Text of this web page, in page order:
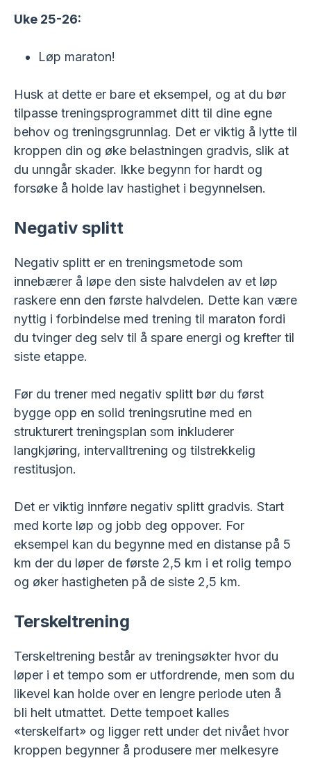
Uke 25-26:
Løp maraton!
Husk at dette er bare et eksempel, og at du bør
tilpasse treningsprogrammet ditt til dine egne
behov og treningsgrunnlag. Det er viktig å lytte til
kroppen din og øke belastningen gradvis, slik at
du unngår skader. Ikke begynn for hardt og
forsøke å holde lav hastighet i begynnelsen.
Negativ splitt
Negativ splitt er en treningsmetode som
innebærer å løpe den siste halvdelen av et løp
raskere enn den første halvdelen. Dette kan være
nyttig i forbindelse med trening til maraton fordi
du tvinger deg selv til å spare energi og krefter til
siste etappe.
Før du trener med negativ splitt bør du først
bygge opp en solid treningsrutine med en
strukturert treningsplan som inkluderer
langkjøring, intervalltrening og tilstrekkelig
restitusjon.
Det er viktig innføre negativ splitt gradvis. Start
med korte løp og jobb deg oppover. For
eksempel kan du begynne med en distanse på 5
km der du løper de første 2,5 km i et rolig tempo
og øker hastigheten på de siste 2,5 km.
Terskeltrening
Terskeltrening består av treningsøkter hvor du
løper i et tempo som er utfordrende, men som du
likevel kan holde over en lengre periode uten å
bli helt utmattet. Dette tempoet kalles
«terskelfart» og ligger rett under det nivået hvor
kroppen begynner å produsere mer melkesyre